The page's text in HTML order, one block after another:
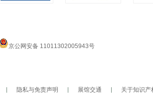
京公网安备 11011302005943号
隐私与免责声明 展馆交通 关于知识